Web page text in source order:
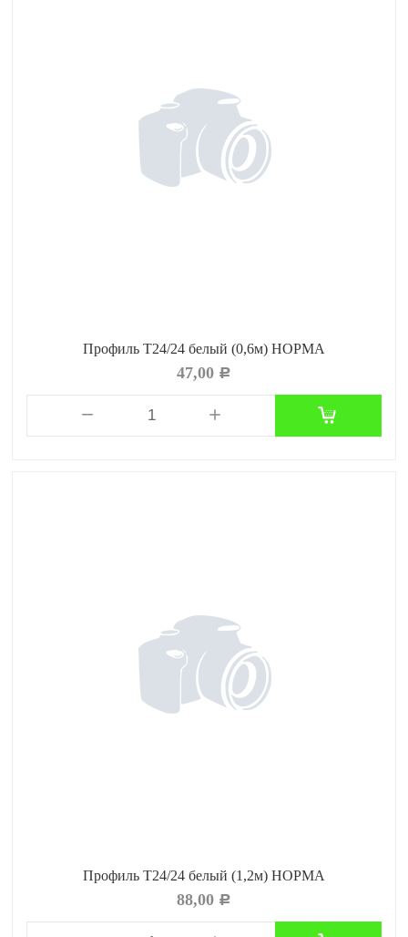
Профиль Т24/24 белый (0,6м) НОРМА
47,00 Р
Профиль Т24/24 белый (1,2м) НОРМА
88,00 Р